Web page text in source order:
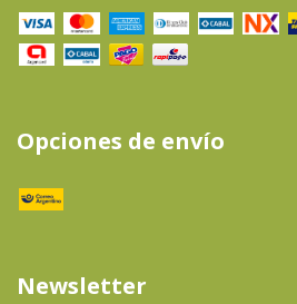
Opciones de envío
Newsletter